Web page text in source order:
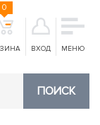
0
ВХОД МЕНЮ
ПОИСК